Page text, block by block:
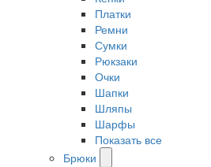
Платки
Ремни
Сумки
Рюкзаки
Очки
Шапки
Шляпы
Шарфы
Показать все
Брюки